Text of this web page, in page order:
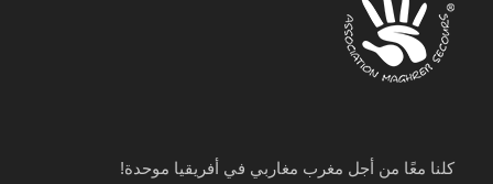
كلنا معًا من أجل مغرب مغاربي في أفريقيا موحدة!